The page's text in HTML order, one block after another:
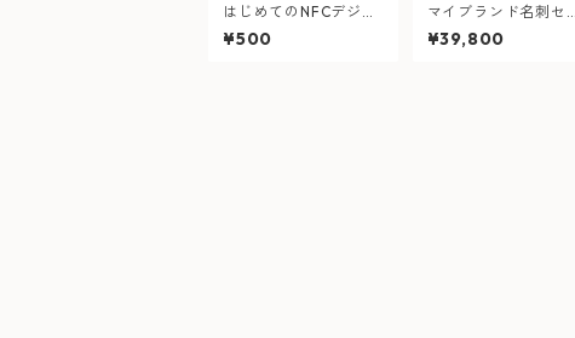
はじめてのNFCデジタ
ル名刺カード体験ハガ
キ
¥500
マイブランド名刺セッ
ト：完全にオリジナル
が欲しい方
¥39,800